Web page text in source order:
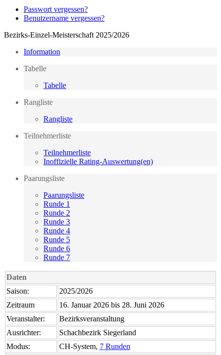
Passwort vergessen?
Benutzername vergessen?
Bezirks-Einzel-Meisterschaft 2025/2026
Information
Tabelle
Tabelle
Rangliste
Rangliste
Teilnehmerliste
Teilnehmerliste
Inoffizielle Rating-Auswertung(en)
Paarungsliste
Paarungsliste
Runde 1
Runde 2
Runde 3
Runde 4
Runde 5
Runde 6
Runde 7
Daten
Saison:
2025/2026
Zeitraum
16. Januar 2026 bis 28. Juni 2026
Veranstalter:
Bezirksveranstaltung
Ausrichter:
Schachbezirk Siegerland
Modus:
CH-System, 7 Runden